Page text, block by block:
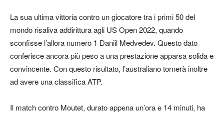
La sua ultima vittoria contro un giocatore tra i primi 50 del
mondo risaliva addirittura agli US Open 2022, quando
sconfisse l’allora numero 1 Daniil Medvedev. Questo dato
conferisce ancora più peso a una prestazione apparsa solida e
convincente. Con questo risultato, l’australiano tornerà inoltre
ad avere una classifica ATP.
Il match contro Moutet, durato appena un’ora e 14 minuti, ha